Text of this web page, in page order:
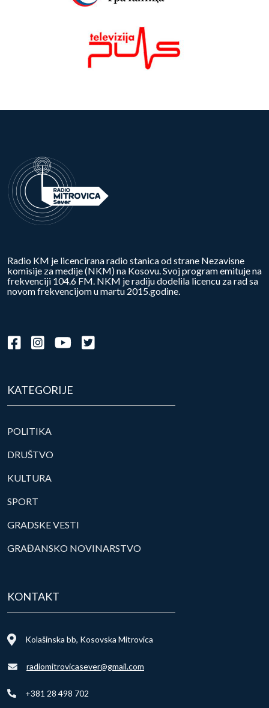
Radio KM je licencirana radio stanica od strane Nezavisne
komisije za medije (NKM) na Kosovu. Svoj program emituje na
frekvenciji 104.6 FM. NKM je radiju dodelila licencu za rad sa
novom frekvencijom u martu 2015.godine.
KATEGORIJE
POLITIKA
DRUŠTVO
KULTURA
SPORT
GRADSKE VESTI
GRAĐANSKO NOVINARSTVO
KONTAKT
Kolašinska bb, Kosovska Mitrovica
radiomitrovicasever@gmail.com
+381 28 498 702